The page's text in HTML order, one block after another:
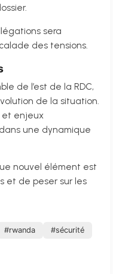
sera
des tensions.
de l’est de la RDC,
de la situation.
et enjeux
une dynamique
nouvel élément est
et de peser sur les
#rwanda
#sécurité